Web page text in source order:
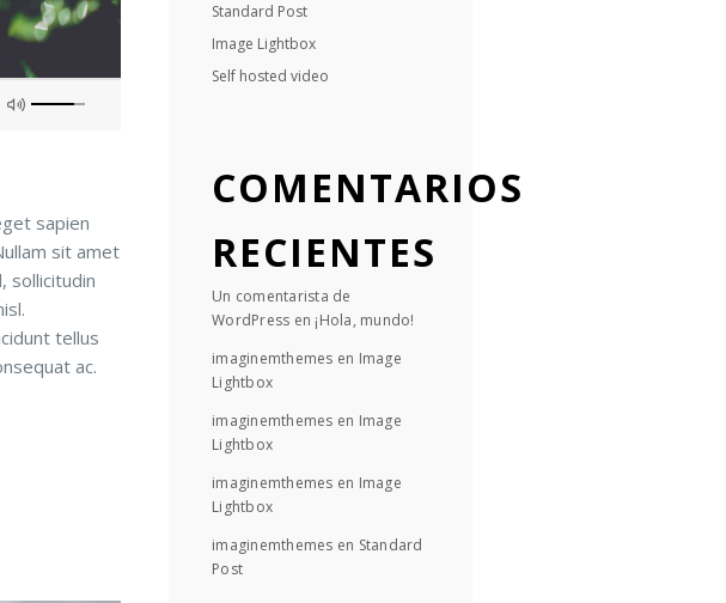
sapien
sit amet
sollicitudin
tellus
ac.
Standard Post
Image Lightbox
Self hosted video
COMENTARIOS
RECIENTES
Un comentarista de
WordPress en ¡Hola, mundo!
imaginemthemes en Image
Lightbox
imaginemthemes en Image
Lightbox
imaginemthemes en Image
Lightbox
imaginemthemes en Standard
Post